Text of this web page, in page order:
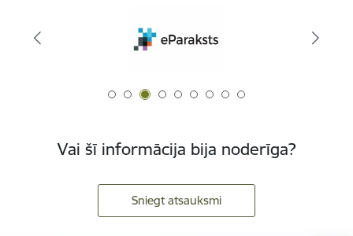
Vai šī informācija bija noderīga?
Sniegt atsauksmi